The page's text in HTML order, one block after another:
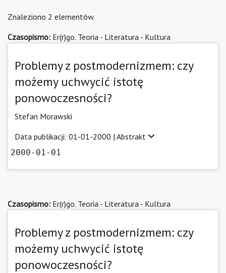
Znaleziono 2 elementów.
Czasopismo: Er(r)go. Teoria - Literatura - Kultura
Problemy z postmodernizmem: czy
możemy uchwycić istotę
ponowoczesności?
Stefan Morawski
Data publikacji: 01-01-2000 | Abstrakt
2000-01-01
Czasopismo: Er(r)go. Teoria - Literatura - Kultura
Problemy z postmodernizmem: czy
możemy uchwycić istotę
ponowoczesności?